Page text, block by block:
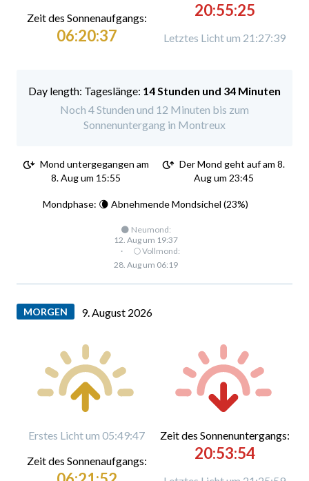
Zeit des Sonnenaufgangs:
06:20:37
20:55:25
Letztes Licht um 21:27:39
Tageslänge: 14 Stunden und 34 Minuten
Noch 4 Stunden und 12 Minuten bis zum
Sonnenuntergang in Montreux
Mond untergegangen am
8. Aug um 15:55
Der Mond geht auf am 8.
Aug um 23:45
Mondphase: 🌘 Abnehmende Mondsichel (23%)
🌑 Neumond:
12. Aug um 19:37
·
🌕 Vollmond:
28. Aug um 06:19
MORGEN 9. August 2026
Erstes Licht um 05:49:47
Zeit des Sonnenaufgangs:
Zeit des Sonnenuntergangs:
20:53:54